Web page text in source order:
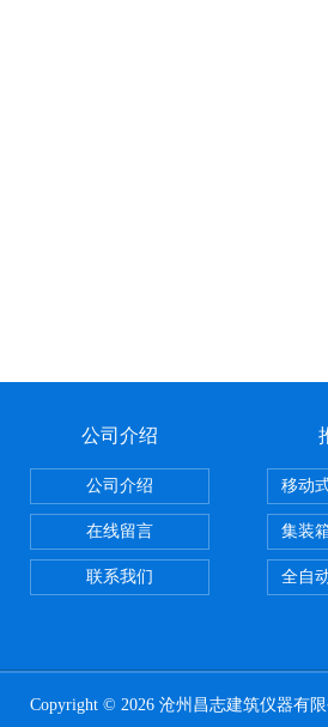
公司介绍
公司介绍
在线留言
联系我们
移动
集装
全自
Copyright © 2026 沧州昌志建筑仪器有